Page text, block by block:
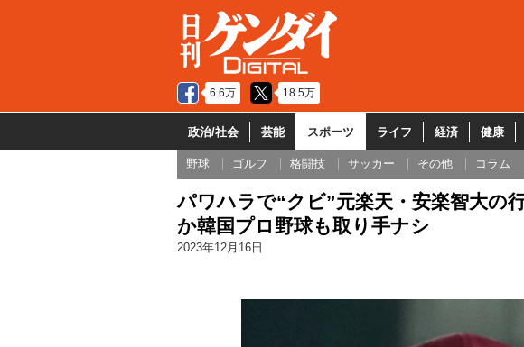
6.6万 18.5万
政治/社会 芸能 スポーツ ライフ 経済 健康
野球 ゴルフ 格闘技 サッカー その他 コラム
パワハラで“クビ”元楽天・安楽智大の
か韓国プロ野球も取り手ナシ
2023年12月16日